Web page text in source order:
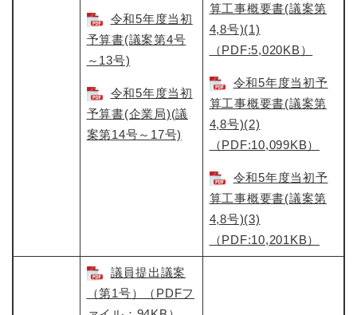
令和5年度当初
予算書(議案第4号
～13号)
令和5年度当初
予算書(企業局)(議
案第14号～17号)
算工事概要書(議案第
4,8号)(1)
（PDF:5,020KB）
令和5年度当初予
算工事概要書(議案第
4,8号)(2)
（PDF:10,099KB）
令和5年度当初予
算工事概要書(議案第
4,8号)(3)
（PDF:10,201KB）​
議員提出議案
（第1号）（PDFフ